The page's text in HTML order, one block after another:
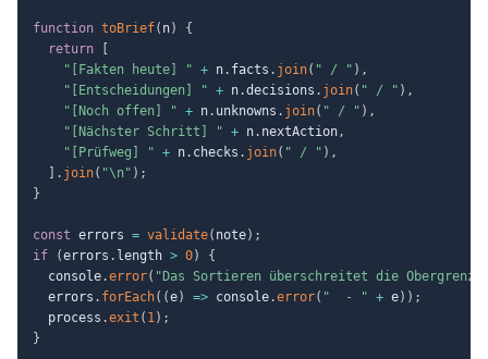
function toBrief( n)
{
return
"[Fakten heute] " + n. facts . join( " / " ) ,
"[Entscheidungen] " + n.decisions . join( " / " ) ,
"[Noch offen] " + n. unknowns . join( " / " ) ,
"[Nächster Schritt] " + n. nextAction,
"[Prüfweg] " + n. checks . join( " / " ) ,
. join( "\n" ) ;
}
const errors = validate( note) ;
if
(errors . length > 0)
{
  console
.error( "Das Sortieren überschreitet die
  errors
. forEach( (e) => console.error( "  - " + e) ) ;
  process
.exit ( 1) ;
}